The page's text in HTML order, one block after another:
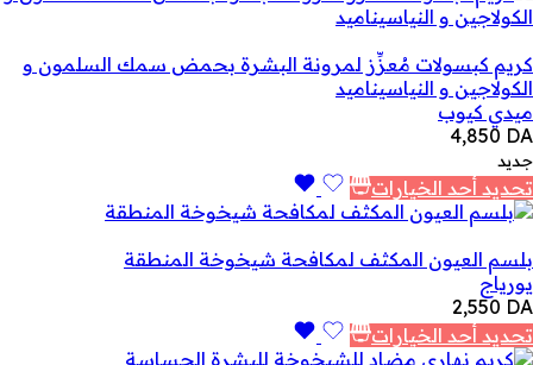
كريم كبسولات مُعزِّز لمرونة البشرة بحمض سمك السلمون و
الكولاجين و النياسيناميد
ميدي كيوب
4,850 DA
جديد
تحديد أحد الخيارات
بلسم العيون المكثف لمكافحة شيخوخة المنطقة
يورياج
2,550 DA
تحديد أحد الخيارات